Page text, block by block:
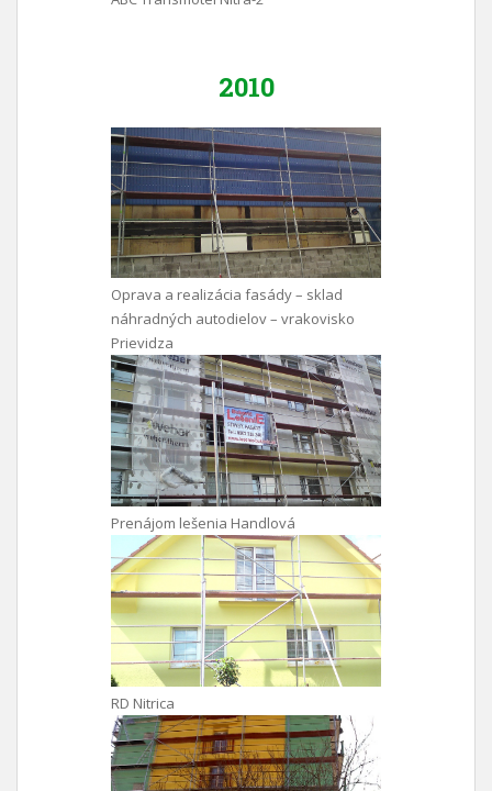
2010
Oprava a realizácia fasády – sklad
náhradných autodielov – vrakovisko
Prievidza
Prenájom lešenia Handlová
RD Nitrica